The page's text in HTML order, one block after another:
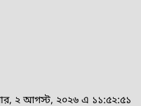
২ আগস্ট, ২০২৬ এ ১১:৫২:৫১